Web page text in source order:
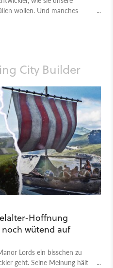
wollen. Und manches
City Builder
Hoffnung
wütend auf
Lords ein bisschen zu
geht. Seine Meinung hält